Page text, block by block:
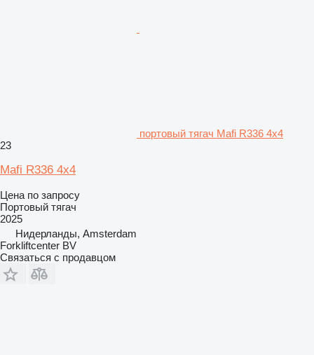
портовый тягач Mafi R336 4x4
23
Mafi R336 4x4
Цена по запросу
Портовый тягач
2025
Нидерланды, Amsterdam
Forkliftcenter BV
Связаться с продавцом